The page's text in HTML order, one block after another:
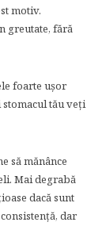
motiv.
greutate, fără
foarte ușor
tău veți
să mănânce
Mai degrabă
dacă sunt
dar